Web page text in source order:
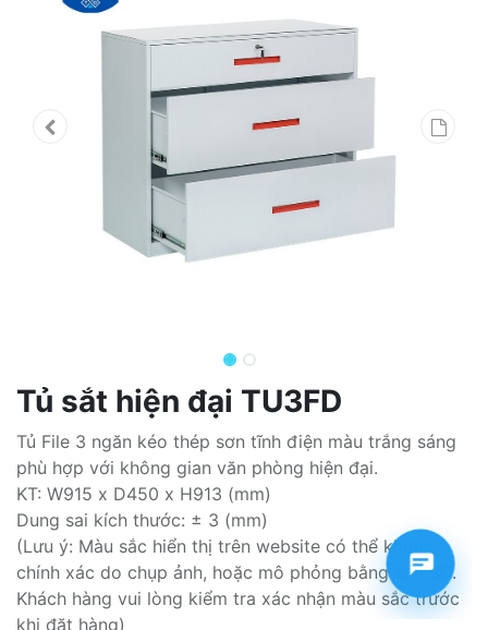
Tủ sắt hiện đại TU3FD
Tủ File 3 ngăn kéo thép sơn tĩnh điện màu trắng sáng
phù hợp với không gian văn phòng hiện đại.
KT: W915 x D450 x H913 (mm)
Dung sai kích thước: ± 3 (mm)
(Lưu ý: Màu sắc hiển thị trên website có thể không
chính xác do chụp ảnh, hoặc mô phỏng bằng ảnh 3D.
Khách hàng vui lòng kiểm tra xác nhận màu sắc trước
khi đặt hàng)